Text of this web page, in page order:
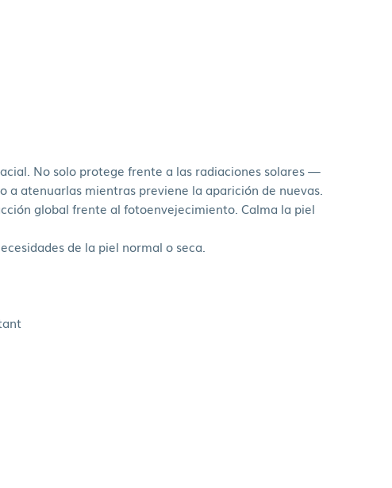
No solo protege frente a las radiaciones solares —
a atenuarlas mientras previene la aparición de nuevas.
global frente al fotoenvejecimiento. Calma la piel
de la piel normal o seca.